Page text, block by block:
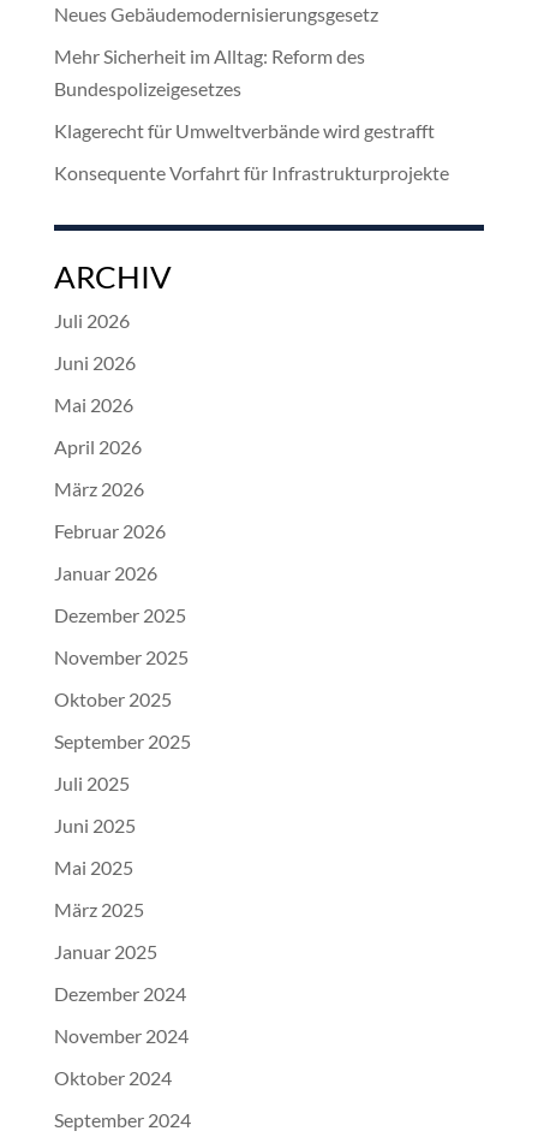
Neues Gebäudemodernisierungsgesetz
Mehr Sicherheit im Alltag: Reform des
Bundespolizeigesetzes
Klagerecht für Umweltverbände wird gestrafft
Konsequente Vorfahrt für Infrastrukturprojekte
ARCHIV
Juli 2026
Juni 2026
Mai 2026
April 2026
März 2026
Februar 2026
Januar 2026
Dezember 2025
November 2025
Oktober 2025
September 2025
Juli 2025
Juni 2025
Mai 2025
März 2025
Januar 2025
Dezember 2024
November 2024
Oktober 2024
September 2024